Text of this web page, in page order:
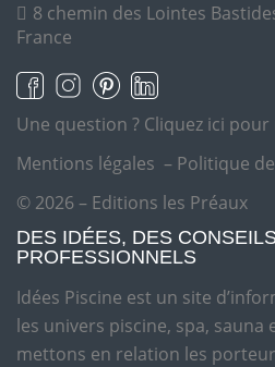
8 chemin des Lointes
France
Une question ? Cliquez ici
Mentions légales – Politique
© 2026 – Editions les Préaux
DES IDÉES, DES
PROFESSIONNELS
Idées Piscine est un site
les univers piscine, spa, sauna
mettons en relation les